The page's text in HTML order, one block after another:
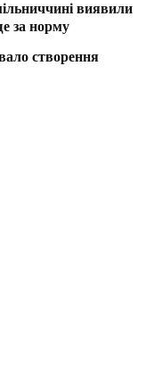
виявили
за норму
створення